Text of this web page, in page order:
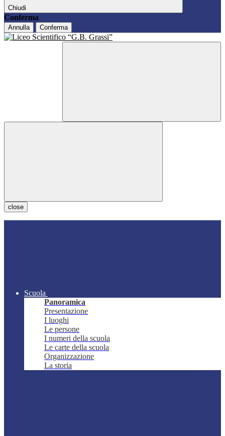
Chiudi
Conferma
Annulla Conferma
close
Scuola
Panoramica
Presentazione
I luoghi
Le persone
I numeri della scuola
Le carte della scuola
Organizzazione
La storia